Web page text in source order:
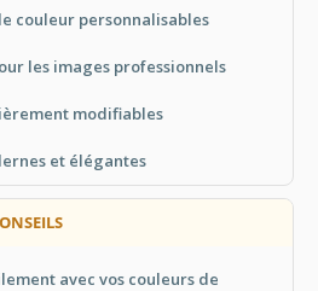
couleur personnalisables
les images professionnels
modifiables
et élégantes
avec vos couleurs de